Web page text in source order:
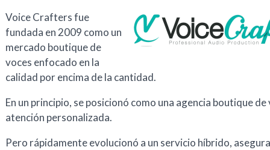
Voice Crafters fue
fundada en 2009 como un
mercado boutique de
voces enfocado en la
calidad por encima de la cantidad.
En un principio, se posicionó como una agencia boutique de
atención personalizada.
Pero rápidamente evolucionó a un servicio híbrido,